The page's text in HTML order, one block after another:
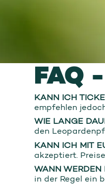
FAQ
KANN ICH
empfehlen
WIE LANGE
den
KANN ICH MIT
akzeptiert.
WANN WERDEN
in der Regel ein